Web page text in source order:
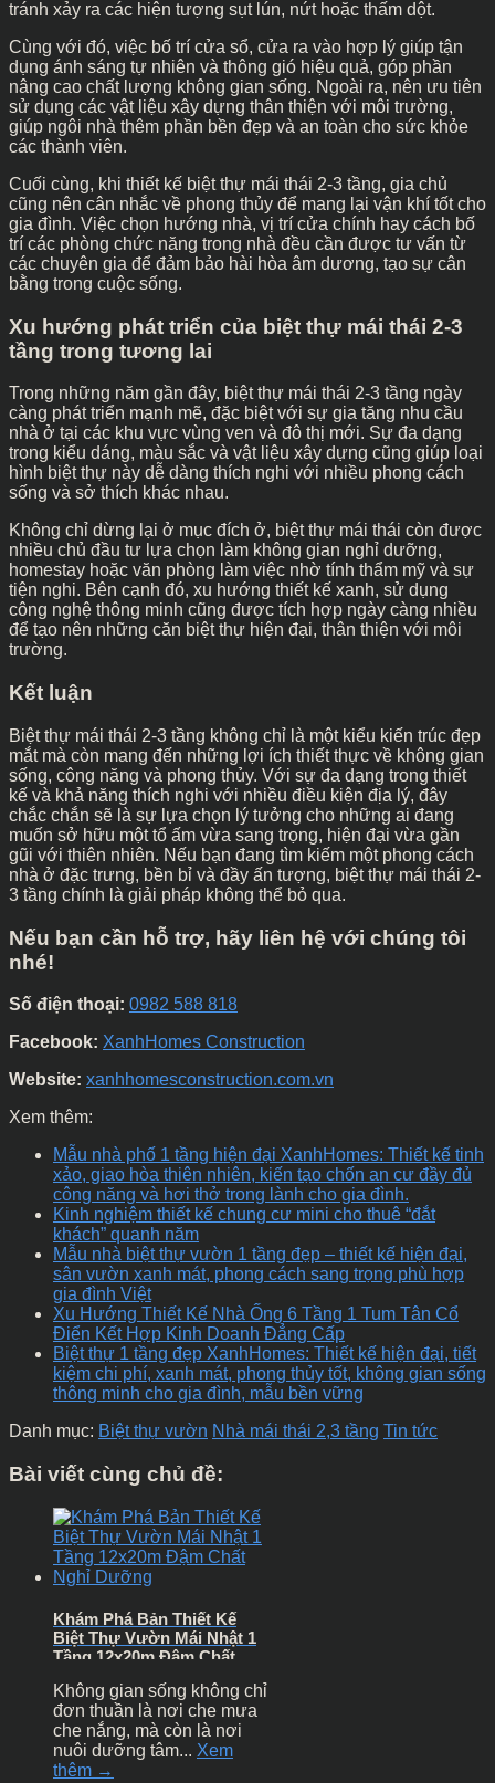
tránh xảy ra các hiện tượng sụt lún, nứt hoặc thấm dột.
Cùng với đó, việc bố trí cửa sổ, cửa ra vào hợp lý giúp tận
dụng ánh sáng tự nhiên và thông gió hiệu quả, góp phần
nâng cao chất lượng không gian sống. Ngoài ra, nên ưu tiên
sử dụng các vật liệu xây dựng thân thiện với môi trường,
giúp ngôi nhà thêm phần bền đẹp và an toàn cho sức khỏe
các thành viên.
Cuối cùng, khi thiết kế biệt thự mái thái 2-3 tầng, gia chủ
cũng nên cân nhắc về phong thủy để mang lại vận khí tốt cho
gia đình. Việc chọn hướng nhà, vị trí cửa chính hay cách bố
trí các phòng chức năng trong nhà đều cần được tư vấn từ
các chuyên gia để đảm bảo hài hòa âm dương, tạo sự cân
bằng trong cuộc sống.
Xu hướng phát triển của biệt thự mái thái 2-3
tầng trong tương lai
Trong những năm gần đây, biệt thự mái thái 2-3 tầng ngày
càng phát triển mạnh mẽ, đặc biệt với sự gia tăng nhu cầu
nhà ở tại các khu vực vùng ven và đô thị mới. Sự đa dạng
trong kiểu dáng, màu sắc và vật liệu xây dựng cũng giúp loại
hình biệt thự này dễ dàng thích nghi với nhiều phong cách
sống và sở thích khác nhau.
Không chỉ dừng lại ở mục đích ở, biệt thự mái thái còn được
nhiều chủ đầu tư lựa chọn làm không gian nghỉ dưỡng,
homestay hoặc văn phòng làm việc nhờ tính thẩm mỹ và sự
tiện nghi. Bên cạnh đó, xu hướng thiết kế xanh, sử dụng
công nghệ thông minh cũng được tích hợp ngày càng nhiều
để tạo nên những căn biệt thự hiện đại, thân thiện với môi
trường.
Kết luận
Biệt thự mái thái 2-3 tầng không chỉ là một kiểu kiến trúc đẹp
mắt mà còn mang đến những lợi ích thiết thực về không gian
sống, công năng và phong thủy. Với sự đa dạng trong thiết
kế và khả năng thích nghi với nhiều điều kiện địa lý, đây
chắc chắn sẽ là sự lựa chọn lý tưởng cho những ai đang
muốn sở hữu một tổ ấm vừa sang trọng, hiện đại vừa gần
gũi với thiên nhiên. Nếu bạn đang tìm kiếm một phong cách
nhà ở đặc trưng, bền bỉ và đầy ấn tượng, biệt thự mái thái 2-
3 tầng chính là giải pháp không thể bỏ qua.
Nếu bạn cần hỗ trợ, hãy liên hệ với chúng tôi
nhé!
Số điện thoại: 0982 588 818
Facebook: XanhHomes Construction
Website: xanhhomesconstruction.com.vn
Xem thêm:
Mẫu nhà phố 1 tầng hiện đại XanhHomes: Thiết kế tinh
xảo, giao hòa thiên nhiên, kiến tạo chốn an cư đầy đủ
công năng và hơi thở trong lành cho gia đình.
Kinh nghiệm thiết kế chung cư mini cho thuê “đắt
khách” quanh năm
Mẫu nhà biệt thự vườn 1 tầng đẹp – thiết kế hiện đại,
sân vườn xanh mát, phong cách sang trọng phù hợp
gia đình Việt
Xu Hướng Thiết Kế Nhà Ống 6 Tầng 1 Tum Tân Cổ
Điển Kết Hợp Kinh Doanh Đẳng Cấp
Biệt thự 1 tầng đẹp XanhHomes: Thiết kế hiện đại, tiết
kiệm chi phí, xanh mát, phong thủy tốt, không gian sống
thông minh cho gia đình, mẫu bền vững
Danh mục: Biệt thự vườn Nhà mái thái 2,3 tầng Tin tức
Bài viết cùng chủ đề:
Khám Phá Bản Thiết Kế
Biệt Thự Vườn Mái Nhật 1
Tầng 12x20m Đậm Chất
Không gian sống không chỉ
đơn thuần là nơi che mưa
che nắng, mà còn là nơi
nuôi dưỡng tâm... Xem
thêm →